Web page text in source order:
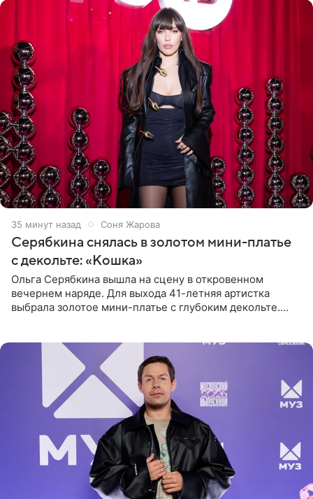
35 минут назад Соня Жарова
Серябкина снялась в золотом мини-платье
с декольте: «Кошка»
Ольга Серябкина вышла на сцену в откровенном
вечернем наряде. Для выхода 41-летняя артистка
выбрала золотое мини-платье с глубоким декольте.